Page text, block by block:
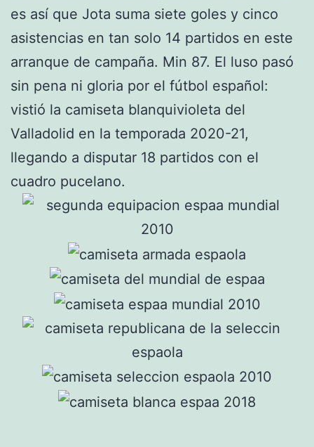
es así que Jota suma siete goles y cinco
asistencias en tan solo 14 partidos en este
arranque de campaña. Min 87. El luso pasó
sin pena ni gloria por el fútbol español:
vistió la camiseta blanquivioleta del
Valladolid en la temporada 2020-21,
llegando a disputar 18 partidos con el
cuadro pucelano.